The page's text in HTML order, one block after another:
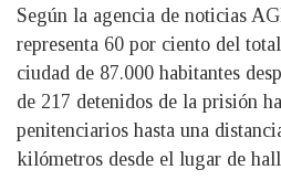
Según la agencia de noticias
representa 60 por ciento del
ciudad de 87.000 habitantes
de 217 detenidos de la prisión
penitenciarios hasta una
kilómetros desde el lugar de